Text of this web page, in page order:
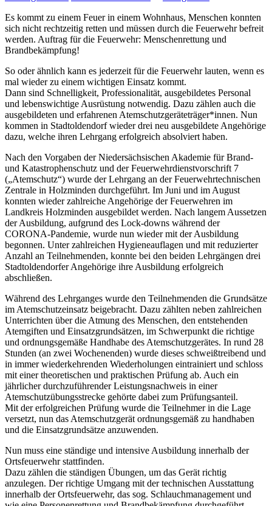
Es kommt zu einem Feuer in einem Wohnhaus, Menschen konnten
sich nicht rechtzeitig retten und müssen durch die Feuerwehr befreit
werden. Auftrag für die Feuerwehr: Menschenrettung und
Brandbekämpfung!
So oder ähnlich kann es jederzeit für die Feuerwehr lauten, wenn es
mal wieder zu einem wichtigen Einsatz kommt.
Dann sind Schnelligkeit, Professionalität, ausgebildetes Personal
und lebenswichtige Ausrüstung notwendig. Dazu zählen auch die
ausgebildeten und erfahrenen Atemschutzgeräteträger*innen. Nun
kommen in Stadtoldendorf wieder drei neu ausgebildete Angehörige
dazu, welche ihren Lehrgang erfolgreich absolviert haben.
Nach den Vorgaben der Niedersächsischen Akademie für Brand-
und Katastrophenschutz und der Feuerwehrdienstvorschrift 7
(„Atemschutz“) wurde der Lehrgang an der Feuerwehrtechnischen
Zentrale in Holzminden durchgeführt. Im Juni und im August
konnten wieder zahlreiche Angehörige der Feuerwehren im
Landkreis Holzminden ausgebildet werden. Nach langem Aussetzen
der Ausbildung, aufgrund des Lock-downs während der
CORONA-Pandemie, wurde nun wieder mit der Ausbildung
begonnen. Unter zahlreichen Hygieneauflagen und mit reduzierter
Anzahl an Teilnehmenden, konnte bei den beiden Lehrgängen drei
Stadtoldendorfer Angehörige ihre Ausbildung erfolgreich
abschließen.
Während des Lehrganges wurde den Teilnehmenden die Grundsätze
im Atemschutzeinsatz beigebracht. Dazu zählten neben zahlreichen
Unterrichten über die Atmung des Menschen, den entstehenden
Atemgiften und Einsatzgrundsätzen, im Schwerpunkt die richtige
und ordnungsgemäße Handhabe des Atemschutzgerätes. In rund 28
Stunden (an zwei Wochenenden) wurde dieses schweißtreibend und
in immer wiederkehrenden Wiederholungen eintrainiert und schloss
mit einer theoretischen und praktischen Prüfung ab. Auch ein
jährlicher durchzuführender Leistungsnachweis in einer
Atemschutzübungsstrecke gehörte dabei zum Prüfungsanteil.
Mit der erfolgreichen Prüfung wurde die Teilnehmer in die Lage
versetzt, nun das Atemschutzgerät ordnungsgemäß zu handhaben
und die Einsatzgrundsätze anzuwenden.
Nun muss eine ständige und intensive Ausbildung innerhalb der
Ortsfeuerwehr stattfinden.
Dazu zählen die ständigen Übungen, um das Gerät richtig
anzulegen. Der richtige Umgang mit der technischen Ausstattung
innerhalb der Ortsfeuerwehr, das sog. Schlauchmanagement und